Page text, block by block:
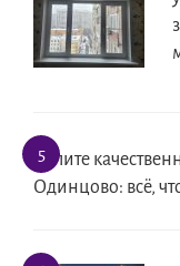
Купите
Одинцово: всё,